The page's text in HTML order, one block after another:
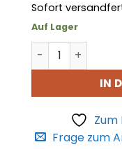
Sofort
Auf Lager
Befestigung
IN
Frage zum